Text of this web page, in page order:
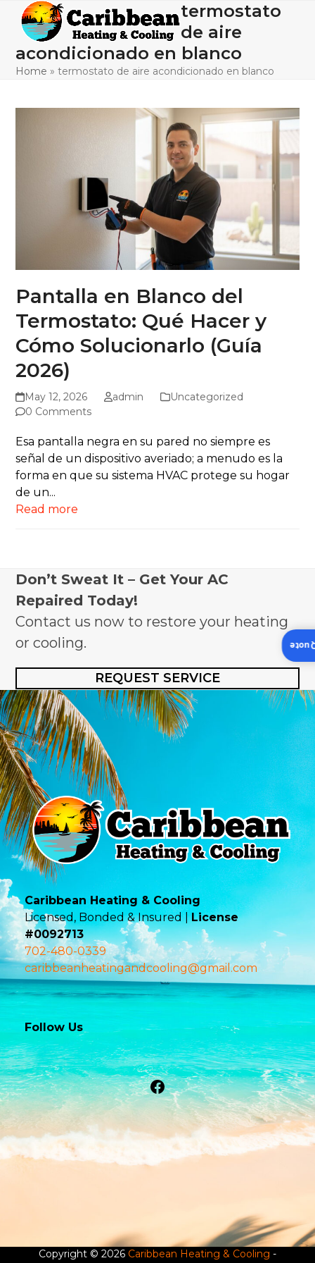
content
Open
mobile
menu
Close
mobile
menu
termostato
de aire
acondicionado en blanco
Home »termostato de aire acondicionado en blanco
Pantalla en Blanco del
Termostato: Qué Hacer y
Cómo Solucionarlo (Guía
2026)
May 12, 2026 admin
Uncategorized
0 Comments
Esa pantalla negra en su pared no siempre es
señal de un dispositivo averiado; a menudo es la
forma en que su sistema HVAC protege su hogar
de un...
Read more
Don’t Sweat It – Get Your AC
Repaired Today!
Contact us now to restore your heating
or cooling.
REQUEST SERVICE
Caribbean Heating & Cooling
Licensed, Bonded & Insured |License
#0092713
702-480-0339
caribbeanheatingandcooling@gmail.com
Follow Us
Facebook
Copyright © 2026 Caribbean Heating & Cooling -